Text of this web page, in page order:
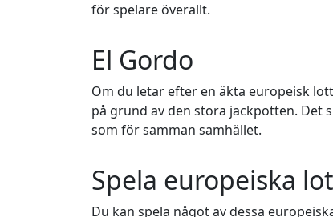
för spelare överallt.
El Gordo
Om du letar efter en äkta europeisk
på grund av den stora jackpotten.
som för samman samhället.
Spela europeiska
Du kan spela något av dessa